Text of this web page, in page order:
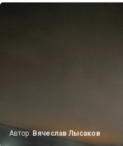
Автор: Вячеслав Лысаков